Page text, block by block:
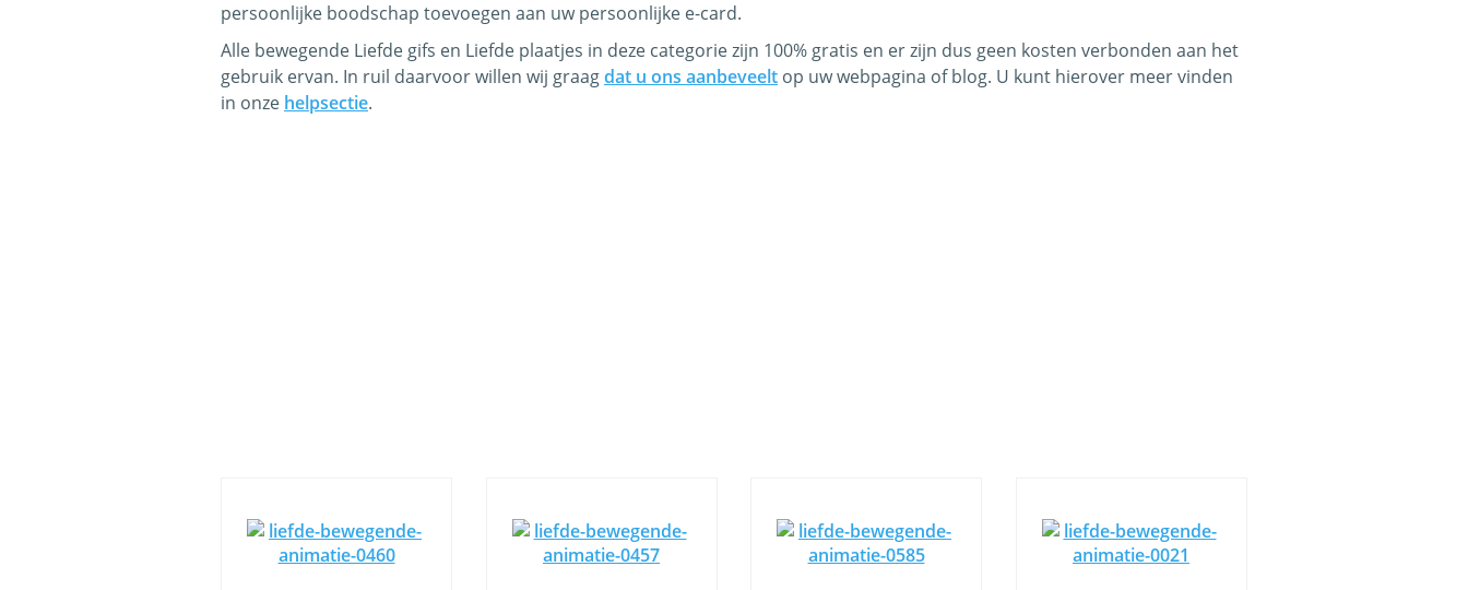
persoonlijke boodschap toevoegen aan uw persoonlijke e-card.
Alle bewegende Liefde gifs en Liefde plaatjes in deze categorie zijn 100% gratis en er zijn dus geen kosten verbonden aan het
gebruik ervan. In ruil daarvoor willen wij graagdat u ons aanbeveelt op uw webpagina of blog. U kunt hierover meer vinden
in onze helpsectie.